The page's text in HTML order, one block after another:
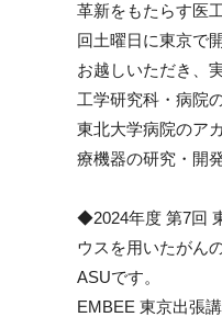
革新をもたらす医
回土曜日に東京で
お越しいただき、
工学研究科・病院
東北大学病院のア
療機器の研究・開
◆2024年度 第7回
ウスを用いたがん
ASUです。
EMBEE 東京出張